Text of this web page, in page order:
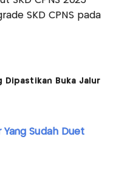
SKD CPNS pada
Dipastikan Buka Jalur
Sudah Duet